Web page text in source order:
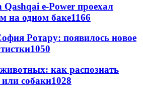
e-Power проехал
на одном баке1166
Ротару: появилось новое
1050
как распознать
собаки1028